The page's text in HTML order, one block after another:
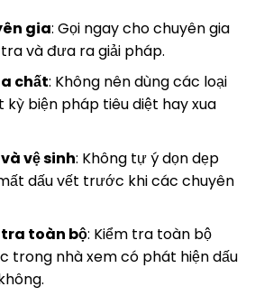
gia: Gọi ngay cho chuyên gia
và đưa ra giải pháp.
chất: Không nên dùng các loại
kỳ biện pháp tiêu diệt hay xua
vệ sinh: Không tự ý dọn dẹp
dấu vết trước khi các chuyên
tra toàn bộ: Kiểm tra toàn bộ
trong nhà xem có phát hiện dấu